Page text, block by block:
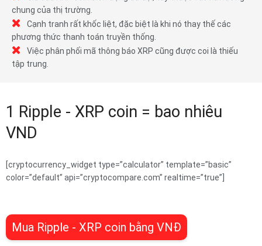
chung của thị trường.
Cạnh tranh rất khốc liệt, đặc biệt là khi nó thay thế các
phương thức thanh toán truyền thống.
Việc phân phối mã thông báo XRP cũng được coi là thiếu
tập trung.
1 Ripple - XRP coin = bao nhiêu
VND
[cryptocurrency_widget type=”calculator” template=”basic”
color=”default” api=”cryptocompare.com” realtime=”true”]
Mua Ripple - XRP coin bằng VNĐ